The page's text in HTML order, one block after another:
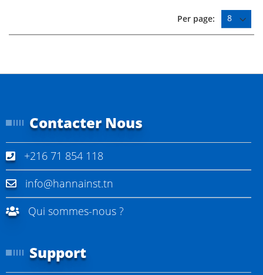
Per page:
Contacter Nous
+216 71 854 118
info@hannainst.tn
Qui sommes-nous ?
Support